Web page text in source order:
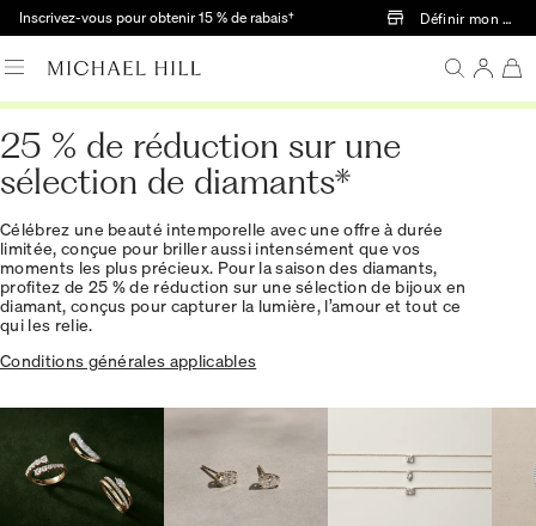
Passer au contenu principal
Inscrivez-vous pour obtenir 15 % de rabais† Définir mon
25 % de réduction sur une
sélection de diamants*
Célébrez une beauté intemporelle avec une offre à durée
limitée, conçue pour briller aussi intensément que vos
moments les plus précieux. Pour la saison des diamants,
profitez de 25 % de réduction sur une sélection de bijoux en
diamant, conçus pour capturer la lumière, l’amour et tout ce
qui les relie.
Conditions générales applicables